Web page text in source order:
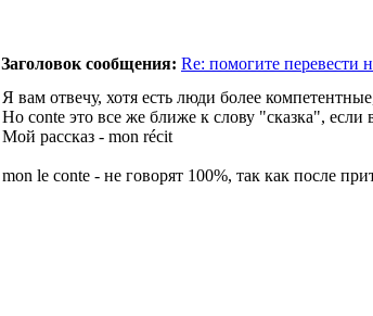
Заголовок сообщения: Re: помогите перевести
Я вам отвечу, хотя есть люди более
Но conte это все же ближе к слову "сказка", если
Мой рассказ - mon récit
mon le conte - не говорят 100%, так как после